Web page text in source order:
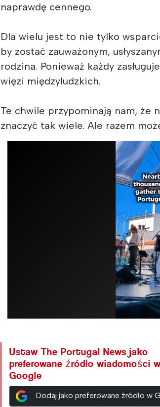
naprawdę cennego.
Dla wielu jest to nie tylko
by zostać zauważonym,
rodzina. Ponieważ każdy
więzi międzyludzkich.
Te chwile przypominają nam, że
znaczyć tak wiele. Ale razem
Ustaw The Portugal News jako
preferowane źródło wiadomości w
Google
Dodaj jako preferowane źródło w